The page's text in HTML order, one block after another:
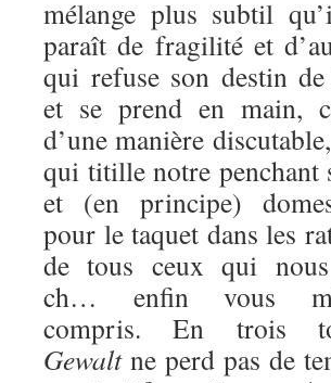
mélange plus subtil
paraît de fragilité et
qui refuse son destin
et se prend en main,
d’une manière
qui titille notre penchant
et (en principe)
pour le taquet dans les
de tous ceux qui
ch… enfin vous
compris. En trois
Gewaltne perd pas de